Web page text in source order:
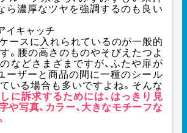
ら濃厚なツヤを強調するのも良い
イキャッチ
ースに入れられているのが一般的
。腰の高さのものやそびえたつよ
などさまざまですが、ふたや扉が
ーザーと商品の間に一種のシール
いる場合も多いですよね。そんな
に訴求するためには、はっきり見
や写真、カラー、大きなモチーフな